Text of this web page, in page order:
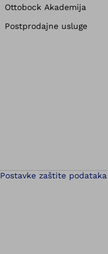
Ottobock Akademija
Postprodajne usluge
Postavke zaštite podataka